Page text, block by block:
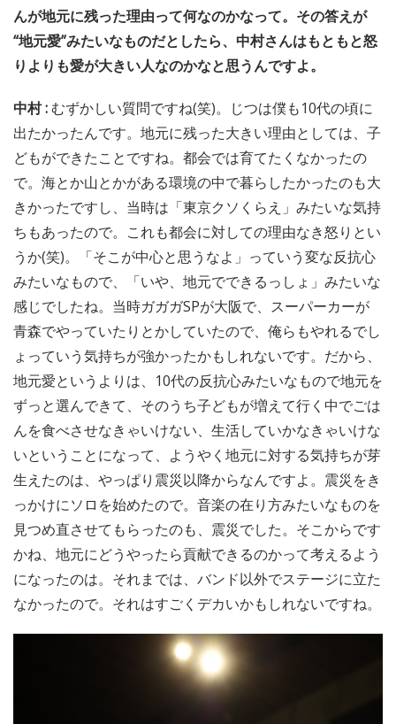
んが地元に残った理由って何なのかなって。その答えが
“地元愛”みたいなものだとしたら、中村さんはもともと怒
りよりも愛が大きい人なのかなと思うんですよ。
中村 : むずかしい質問ですね(笑)。じつは僕も10代の頃に
出たかったんです。地元に残った大きい理由としては、子
どもができたことですね。都会では育てたくなかったの
で。海とか山とかがある環境の中で暮らしたかったのも大
きかったですし、当時は「東京クソくらえ」みたいな気持
ちもあったので。これも都会に対しての理由なき怒りとい
うか(笑)。「そこが中心と思うなよ」っていう変な反抗心
みたいなもので、「いや、地元でできるっしょ」みたいな
感じでしたね。当時ガガガSPが大阪で、スーパーカーが
青森でやっていたりとかしていたので、俺らもやれるでし
ょっていう気持ちが強かったかもしれないです。だから、
地元愛というよりは、10代の反抗心みたいなもので地元を
ずっと選んできて、そのうち子どもが増えて行く中でごは
んを食べさせなきゃいけない、生活していかなきゃいけな
いということになって、ようやく地元に対する気持ちが芽
生えたのは、やっぱり震災以降からなんですよ。震災をき
っかけにソロを始めたので。音楽の在り方みたいなものを
見つめ直させてもらったのも、震災でした。そこからです
かね、地元にどうやったら貢献できるのかって考えるよう
になったのは。それまでは、バンド以外でステージに立た
なかったので。それはすごくデカいかもしれないですね。